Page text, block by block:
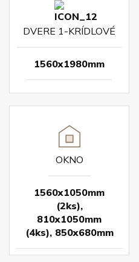
DVERE 1-KRÍDLOVÉ
1560x1980mm
OKNO
1560x1050mm
(2ks),
810x1050mm
(4ks), 850x680mm